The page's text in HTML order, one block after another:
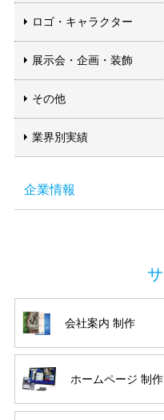
ロゴ・キャラクター
展示会・企画・装飾
その他
業界別実績
企業情報
会社案内 制作
ホームページ 制作